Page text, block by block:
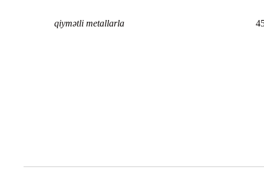
qiymətli metallarla